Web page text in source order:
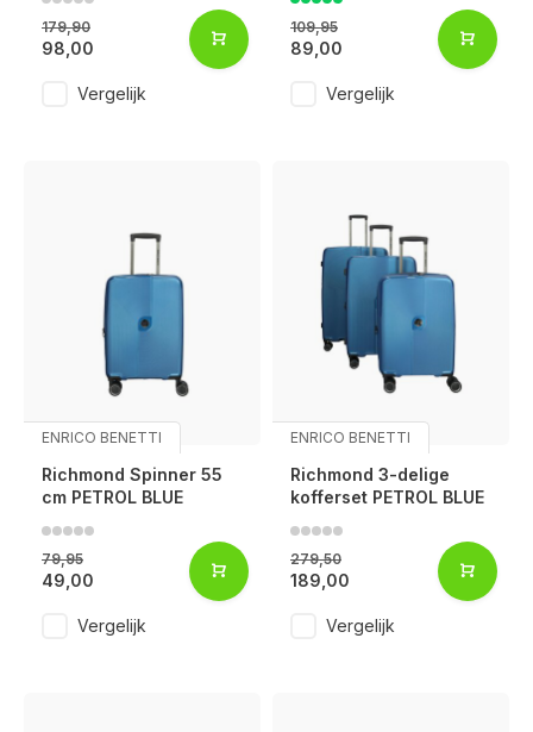
179,90
98,00
Vergelijk
109,95
89,00
Vergelijk
ENRICO BENETTI
Richmond Spinner 55
cm PETROL BLUE
79,95
49,00
Vergelijk
ENRICO BENETTI
Richmond 3-delige
kofferset PETROL BLUE
279,50
189,00
Vergelijk